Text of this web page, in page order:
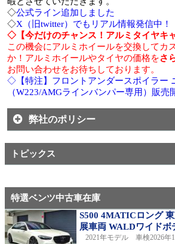
◇公式ライン追加しました
◇X（旧twitter）でもリアル情報発信中！
◇【今だけのチャンス！アルミタイヤキ
この機会にアルミホイールを交換してカ
か！アルミホイールやタイヤの価格をさ
お問い合わせをお待ちしております。
◇【特注】フロントアンダースポイラー
（W223/AMGラインバンパー専用）販売
弊社のポリシー
トピックス
特選ベンツ中古車在庫
S500 4MATICロング
展車両 WALDワイドボ
2021年モデル 車検2026年